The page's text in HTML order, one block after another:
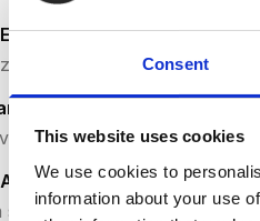
Consent
This website uses cookies
We use cookies to
information about your use
geldt voor alle
geen essentiële diensten
schatting 80% van de
en telecom (European
with Disabilities
stijging van 320% ten